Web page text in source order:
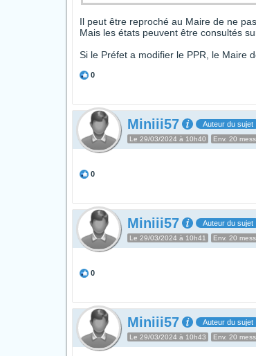
Il peut être reproché au Maire de ne
Mais les états peuvent être consultés
Si le Préfet a modifier le PPR, le Maire
0
Miniii57 Auteur du sujet
Le 29/03/2024 à 10h40 Env. 20
0
Miniii57 Auteur du sujet
Le 29/03/2024 à 10h41 Env. 20
0
Miniii57 Auteur du sujet
Le 29/03/2024 à 10h43 Env. 20